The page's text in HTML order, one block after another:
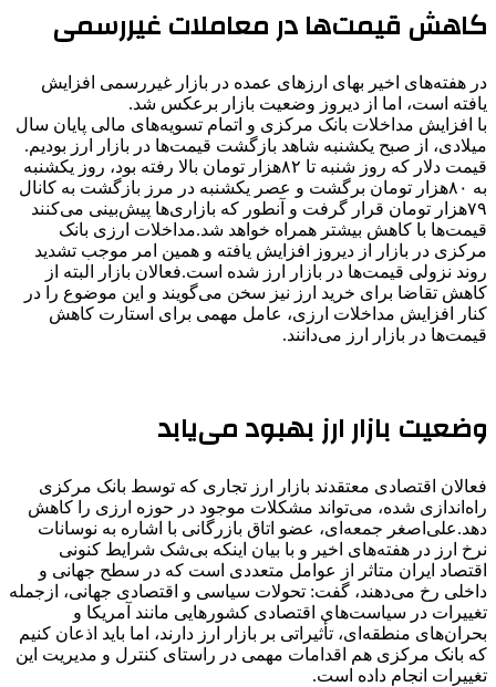
کاهش قیمت‌ها در معاملات غیررسمی
در هفته‌های اخیر بهای ارزهای عمده در بازار غیررسمی افزایش
یافته است، اما از دیروز وضعیت بازار برعکس شد.
با افزایش مداخلات بانک مرکزی و اتمام تسویه‌های مالی پایان سال
میلادی، از صبح یکشنبه شاهد بازگشت قیمت‌ها در بازار ارز بودیم.
قیمت دلار که روز شنبه تا ۸۲هزار تومان بالا رفته بود، روز یکشنبه
به ۸۰هزار تومان برگشت و عصر یکشنبه در مرز بازگشت به کانال
۷۹هزار تومان قرار گرفت و آنطور که بازاری‌ها پیش‌بینی می‌کنند
قیمت‌ها با کاهش بیشتر همراه خواهد شد.‌مداخلات ارزی بانک
مرکزی در بازار از دیروز افزایش یافته و همین امر موجب تشدید
روند نزولی قیمت‌ها در بازار ارز شده است.‌فعالان بازار البته از
کاهش تقاضا برای خرید ارز نیز سخن می‌گویند و این موضوع را در
کنار افزایش مداخلات ارزی، عامل مهمی برای استارت کاهش
قیمت‌ها در بازار ارز می‌دانند.
وضعیت بازار ارز بهبود می‌یابد
فعالان اقتصادی معتقدند بازار ارز تجاری که توسط بانک مرکزی
راه‌اندازی شده، می‌تواند مشکلات موجود در حوزه ارزی را کاهش
دهد.‌علی‌اصغر جمعه‌ای، عضو اتاق بازرگانی با اشاره به نوسانات
نرخ ارز در هفته‌های اخیر و با بیان اینکه بی‌شک شرایط کنونی
اقتصاد ایران متاثر از عوامل متعددی است که در سطح جهانی و
داخلی رخ می‌دهند، گفت: تحولات سیاسی و اقتصادی جهانی، ازجمله
تغییرات در سیاست‌های اقتصادی کشورهایی مانند آمریکا و
بحران‌های منطقه‌ای، تأثیراتی بر بازار ارز دارند، اما باید اذعان کنیم
که بانک مرکزی هم اقدامات مهمی در راستای کنترل و مدیریت این
تغییرات انجام داده است.‌